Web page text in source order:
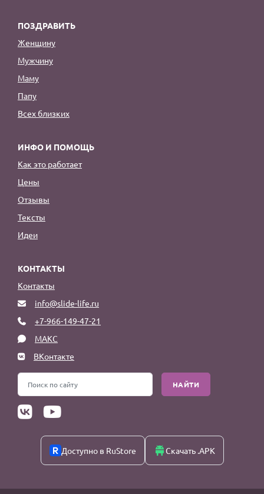
ПОЗДРАВИТЬ
Женщину
Мужчину
Маму
Папу
Всех близких
ИНФО И ПОМОЩЬ
Как это работает
Цены
Отзывы
Тексты
Идеи
КОНТАКТЫ
Контакты
info@slide-life.ru
+7-966-149-47-21
МАКС
ВКонтакте
НАЙТИ
Доступно в RuStore Скачать .APK